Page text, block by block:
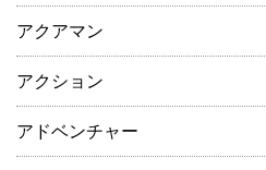
アクアマン
アクション
アドベンチャー